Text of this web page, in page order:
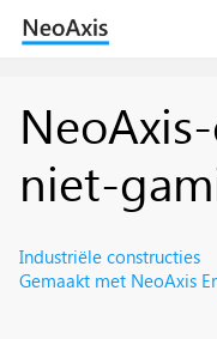
niet-
Industriële constructies
Gemaakt met NeoAxis